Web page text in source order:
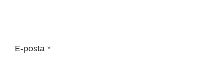
E-posta *